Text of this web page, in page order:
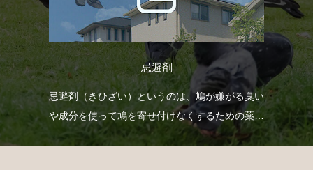
忌避剤
忌避剤（きひざい）というのは、鳩が嫌がる臭い
や成分を使って鳩を寄せ付けなくするための薬剤
で、様々なタイプのものがあります。